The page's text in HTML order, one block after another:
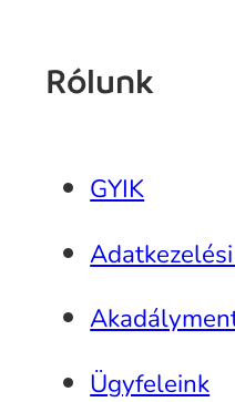
Rólunk
GYIK
Ügyfeleink